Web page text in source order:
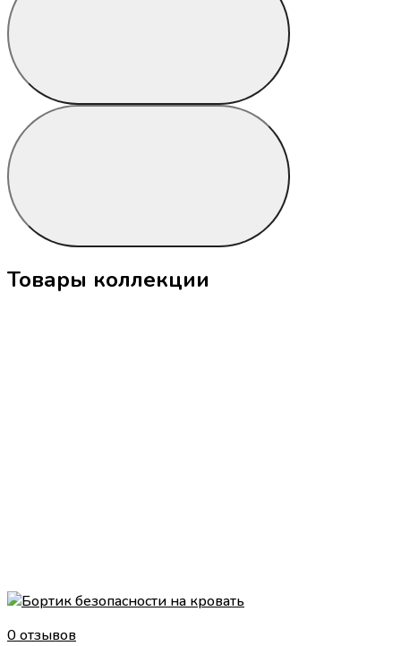
Товары коллекции
0 отзывов